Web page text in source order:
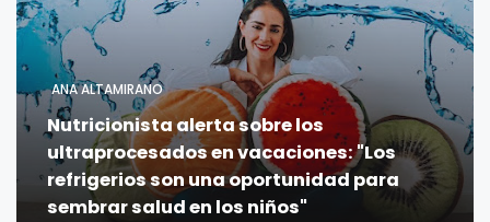
ANA ALTAMIRANO
Nutricionista alerta sobre los
ultraprocesados en vacaciones: "Los
refrigerios son una oportunidad para
sembrar salud en los niños"